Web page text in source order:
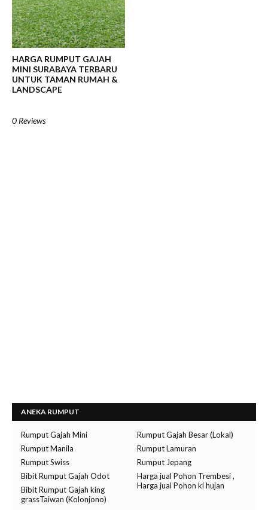
HARGA RUMPUT GAJAH
MINI SURABAYA TERBARU
UNTUK TAMAN RUMAH &
LANDSCAPE
0 Reviews
ANEKA RUMPUT
Rumput Gajah Mini
Rumput Gajah Besar (Lokal)
Rumput Manila
Rumput Lamuran
Rumput Swiss
Rumput Jepang
Bibit Rumput Gajah Odot
Harga jual Pohon Trembesi ,
Harga jual Pohon ki hujan
Bibit Rumput Gajah king
grassTaiwan (Kolonjono)